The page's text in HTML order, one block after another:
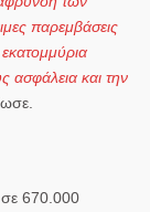
παρεμβάσεις
ασφάλεια και την
670.000